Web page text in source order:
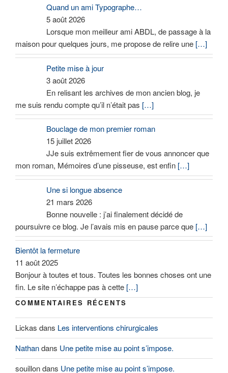
Quand un ami Typographe…
5 août 2026
Lorsque mon meilleur ami ABDL, de passage à la
maison pour quelques jours, me propose de relire une […]
Petite mise à jour
3 août 2026
En relisant les archives de mon ancien blog, je
me suis rendu compte qu’il n’était pas […]
Bouclage de mon premier roman
15 juillet 2026
JJe suis extrêmement fier de vous annoncer que
mon roman, Mémoires d’une pisseuse, est enfin […]
Une si longue absence
21 mars 2026
Bonne nouvelle : j’ai finalement décidé de
poursuivre ce blog. Je l’avais mis en pause parce que […]
Bientôt la fermeture
11 août 2025
Bonjour à toutes et tous. Toutes les bonnes choses ont une
fin. Le site n’échappe pas à cette […]
COMMENTAIRES RÉCENTS
Lickas dans Les interventions chirurgicales
Nathandans Une petite mise au point s’impose.
souillondans Une petite mise au point s’impose.